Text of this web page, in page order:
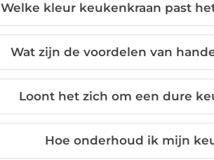
Welke kleur keukenkraan past
Wat zijn de voordelen van
Loont het zich om een dure
Hoe onderhoud ik mijn